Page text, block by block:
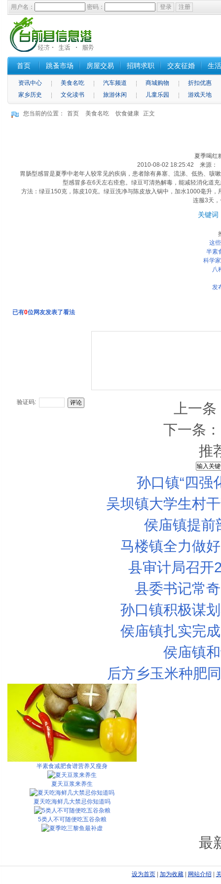
用户名： 密码：
首页 跳蚤市场 房屋交易 招聘求职 交友征婚 生
资讯中心 美食名吃 汽车频道 商城购物
折扣优惠
家乡历史
文化读书 旅游休闲 儿童乐园 游戏天地
您当前的位置： 首页 美食名吃 饮食健康 正文
夏季喝红
2010-08-02 18:25:42 来源：
胃肠型感冒是夏季中老年人较常见的疾病，患者除有鼻塞、流涕、低热、咳
型感冒多在6天左右痊愈。绿豆可清热解毒，能减轻消化道
方法：绿豆150克，陈皮10克。绿豆洗净与陈皮放入锅中，加水1000毫升，
连服3天
关键词
这
半素
科学
八
发
已有0位网友发表了看法
验证码:
上一
下一条：
推
孙口镇“四强
吴坝镇大学生村
侯庙镇提前
马楼镇全力做
县审计局召开
县委书记常
孙口镇积极谋
侯庙镇扎实完
侯庙镇
后方乡玉米种肥
半素食减肥食谱营养又瘦身
夏天豆浆来养生
夏天吃海鲜几大禁忌你知道吗
5类人不可随便吃五谷杂粮
最
设为首页| 加为收藏| 网站介绍 |